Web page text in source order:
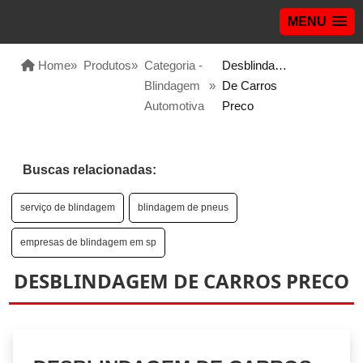
MENU
Home» Produtos» Categoria -
Blindagem
Automotiva
»
Desblindagem
De Carros
Preco
Buscas relacionadas:
serviço de blindagem blindagem de pneus
empresas de blindagem em sp
DESBLINDAGEM DE CARROS PRECO